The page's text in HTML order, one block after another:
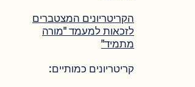
הקריטריונים המצטברים
לזכאות למעמד "מורה
מתמיד"
קריטריונים כמותיים: